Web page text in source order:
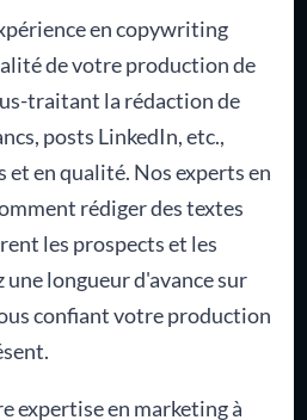
en copywriting
de votre production de
traitant la rédaction de
posts LinkedIn, etc.,
et en qualité. Nos experts en
rédiger des textes
les prospects et les
une longueur d'avance sur
confiant votre production
expertise en marketing à